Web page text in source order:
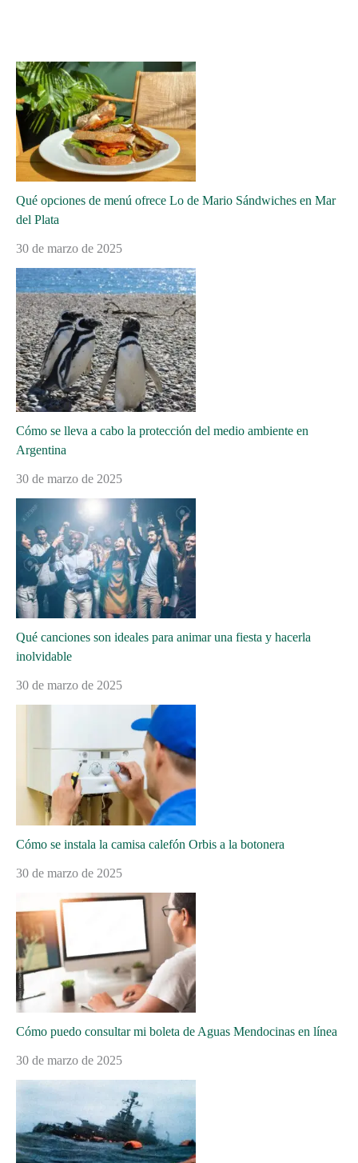
Qué opciones de menú ofrece Lo de Mario Sándwiches en Mar
del Plata
30 de marzo de 2025
Cómo se lleva a cabo la protección del medio ambiente en
Argentina
30 de marzo de 2025
Qué canciones son ideales para animar una fiesta y hacerla
inolvidable
30 de marzo de 2025
Cómo se instala la camisa calefón Orbis a la botonera
30 de marzo de 2025
Cómo puedo consultar mi boleta de Aguas Mendocinas en línea
30 de marzo de 2025